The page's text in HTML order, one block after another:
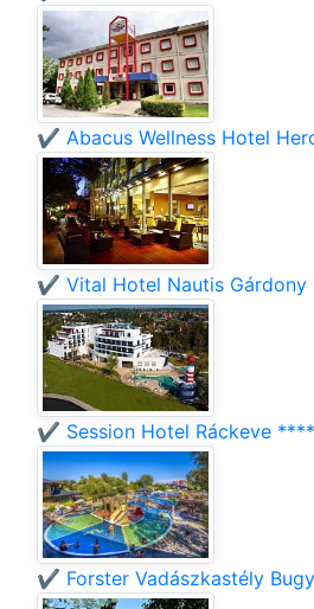
✔️ Abacus Wellness Hotel
✔️ Vital Hotel Nautis
✔️ Session Hotel Ráckeve ****
✔️ Forster Vadászkastély